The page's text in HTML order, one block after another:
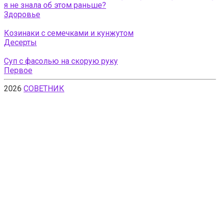
я не знала об этом раньше?
Здоровье
Козинаки с семечками и кунжутом
Десерты
Суп с фасолью на скорую руку
Первое
2026 СОВЕТНИК